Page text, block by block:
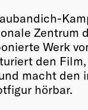
Zentrum
Werk
den
macht den
hörbar.